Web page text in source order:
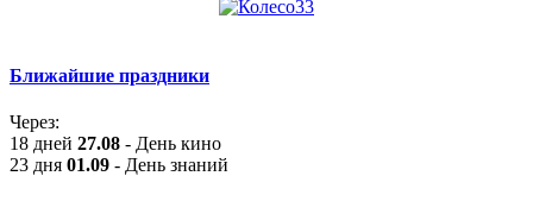
Ближайшие праздники
Через:
18 дней 27.08 - День кино
23 дня 01.09 - День знаний